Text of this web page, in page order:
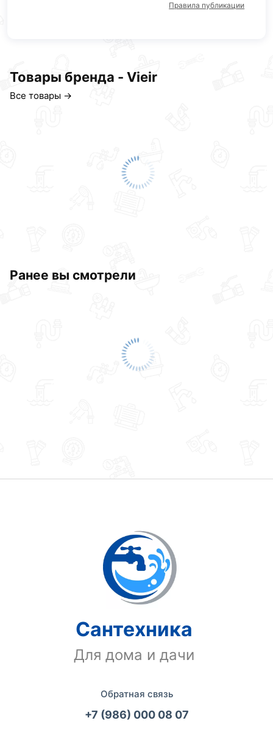
Правила публикации
Товары бренда - Vieir
Все товары →
Ранее вы смотрели
Сантехника
Для дома и дачи
Обратная связь
+7 (986) 000 08 07